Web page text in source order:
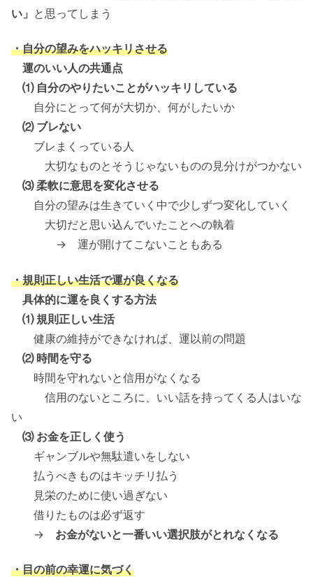
い」 と思ってしまう
・自分の望みをハッキリさせる
運のいい人の共通点
⑴ 自分のやりたいことがハッキリしている
自分にとって何が大切か、何がしたいか
⑵ ブレない
ブレまくっている人
大切なものとそうじゃないものの見分けがつかない
⑶ 柔軟に意思を変化させる
自分の望みは生きていく中で少しずつ変化していく
大切だと思い込んでいたことへの執着
→ 運が開けてこないこともある
・規則正しい生活で運が良くなる
具体的に運を良くする方法
⑴ 規則正しい生活
健康の維持ができなければ、運以前の問題
⑵ 時間を守る
時間を守れないと信用がなくなる
信用のないところに、いい話を持ってくる人はいな
い
⑶ お金を正しく使う
ギャンブルや無駄遣いをしない
払うべきものはキッチリ払う
見栄のために使い過ぎない
借りたものは必ず返す
→ お金がないと一番いい選択肢がとれなくなる
・目の前の幸運に気づく